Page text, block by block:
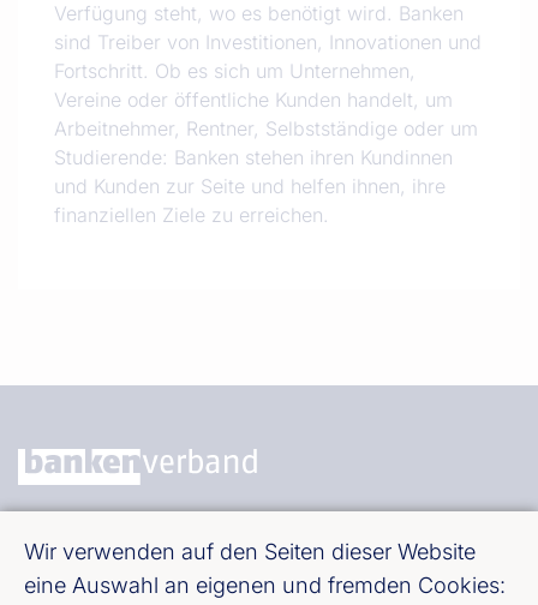
Verfügung steht, wo es benötigt wird. Banken
sind Treiber von Investitionen, Innovationen und
Fortschritt. Ob es sich um Unternehmen,
Vereine oder öffentliche Kunden handelt, um
Arbeitnehmer, Rentner, Selbstständige oder um
Studierende: Banken stehen ihren Kundinnen
und Kunden zur Seite und helfen ihnen, ihre
finanziellen Ziele zu erreichen.
Wir verwenden auf den Seiten dieser Website
eine Auswahl an eigenen und fremden Cookies:
Bundesverband deutscher Banken e. V.
Burgstraße 28, 10178 Berlin